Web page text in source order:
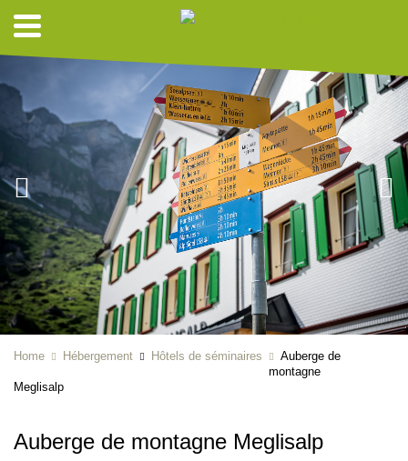
Home Hébergement Hôtels de séminaires
Auberge de
montagne
Meglisalp
Auberge de montagne Meglisalp